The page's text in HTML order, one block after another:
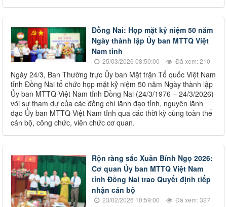
Đồng Nai: Họp mặt kỷ niệm 50 năm
Ngày thành lập Ủy ban MTTQ Việt
Nam tỉnh
25/03/2026 08:50:00 Đã xem: 210
Ngày 24/3, Ban Thường trực Ủy ban Mặt trận Tổ quốc Việt Nam
tỉnh Đồng Nai tổ chức họp mặt kỷ niệm 50 năm Ngày thành lập
Ủy ban MTTQ Việt Nam tỉnh Đồng Nai (24/3/1976 – 24/3/2026)
với sự tham dự của các đồng chí lãnh đạo tỉnh, nguyên lãnh
đạo Ủy ban MTTQ Việt Nam tỉnh qua các thời kỳ cùng toàn thể
cán bộ, công chức, viên chức cơ quan.
Rộn ràng sắc Xuân Bính Ngọ 2026:
Cơ quan Ủy ban MTTQ Việt Nam
tỉnh Đồng Nai trao Quyết định tiếp
nhận cán bộ
23/02/2026 10:59:00 Đã xem: 327